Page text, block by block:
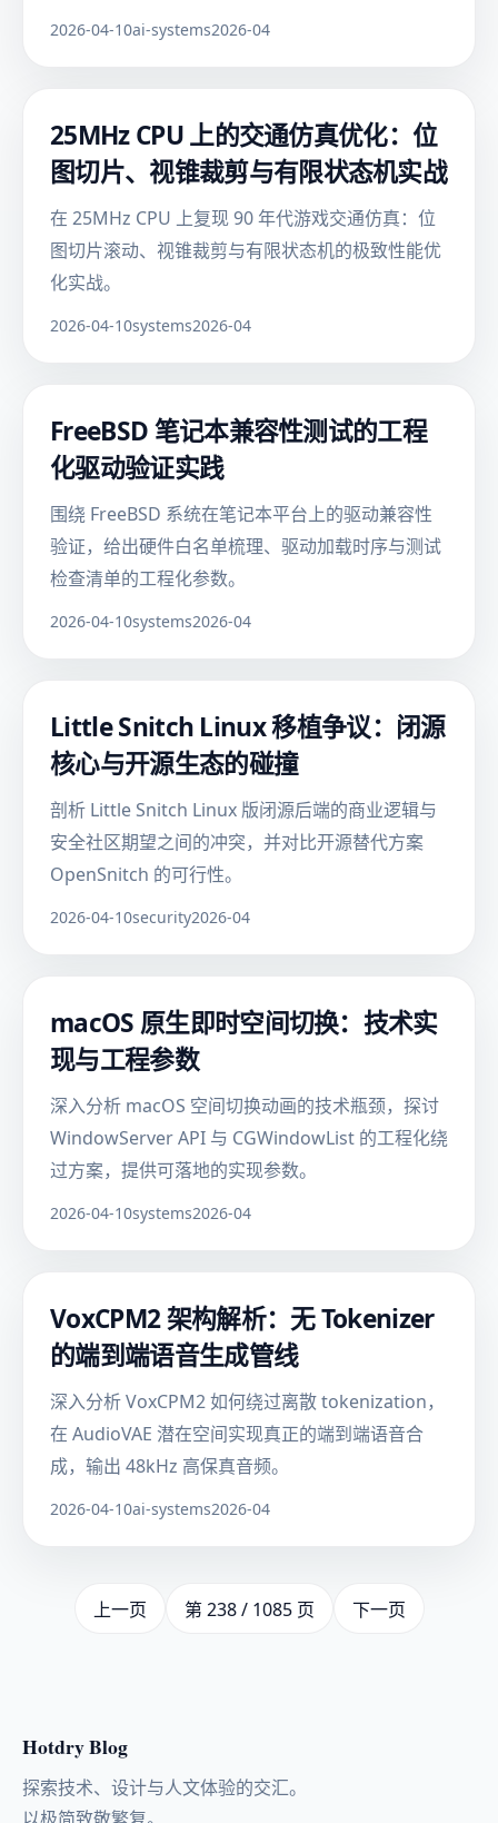
2026-04-10ai-systems2026-04
25MHz CPU 上的交通仿真优化：位
图切片、视锥裁剪与有限状态机实战
在 25MHz CPU 上复现 90 年代游戏交通仿真：位
图切片滚动、视锥裁剪与有限状态机的极致性能优
化实战。
2026-04-10systems2026-04
FreeBSD 笔记本兼容性测试的工程
化驱动验证实践
围绕 FreeBSD 系统在笔记本平台上的驱动兼容性
验证，给出硬件白名单梳理、驱动加载时序与测试
检查清单的工程化参数。
2026-04-10systems2026-04
Little Snitch Linux 移植争议：闭源
核心与开源生态的碰撞
剖析 Little Snitch Linux 版闭源后端的商业逻辑与
安全社区期望之间的冲突，并对比开源替代方案
OpenSnitch 的可行性。
2026-04-10security2026-04
macOS 原生即时空间切换：技术实
现与工程参数
深入分析 macOS 空间切换动画的技术瓶颈，探讨
WindowServer API 与 CGWindowList 的工程化绕
过方案，提供可落地的实现参数。
2026-04-10systems2026-04
VoxCPM2 架构解析：无 Tokenizer
的端到端语音生成管线
深入分析 VoxCPM2 如何绕过离散 tokenization，
在 AudioVAE 潜在空间实现真正的端到端语音合
成，输出 48kHz 高保真音频。
2026-04-10ai-systems2026-04
上一页 第 238 / 1085 页 下一页
Hotdry Blog
探索技术、设计与人文体验的交汇。